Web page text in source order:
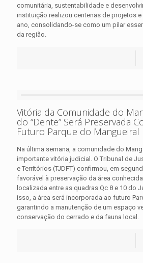
comunitária, sustentabilidade e
instituição realizou centenas de projetos
ano, consolidando-se como um pilar
da região.
Vitória da Comunidade do
do “Dente” Será Preservada
Futuro Parque do Mangueiral
Na última semana, a comunidade do
importante vitória judicial. O Tribunal de
e Territórios (TJDFT) confirmou, em
favorável à preservação da área
localizada entre as quadras Qc 8 e 10 do
isso, a área será incorporada ao futuro
garantindo a manutenção de um espaço
conservação do cerrado e da fauna local.